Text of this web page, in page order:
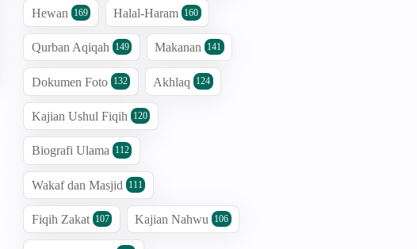
Hewan 169 Halal-Haram 160
Qurban Aqiqah 149 Makanan 141
Dokumen Foto 132 Akhlaq 124
Kajian Ushul Fiqih 120
Biografi Ulama 112
Wakaf dan Masjid 111
Fiqih Zakat 107 Kajian Nahwu 106